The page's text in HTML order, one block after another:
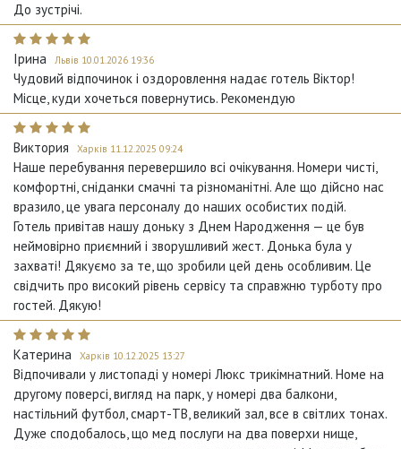
До зустрічі.
Ірина Львів 10.01.2026 19:36
Чудовий відпочинок і оздоровлення надає готель Віктор!
Місце, куди хочеться повернутись. Рекомендую
Виктория Харків 11.12.2025 09:24
Наше перебування перевершило всі очікування. Номери чисті,
комфортні, сніданки смачні та різноманітні. Але що дійсно нас
вразило, це увага персоналу до наших особистих подій.
Готель привітав нашу доньку з Днем Народження — це був
неймовірно приємний і зворушливий жест. Донька була у
захваті! Дякуємо за те, що зробили цей день особливим. Це
свідчить про високий рівень сервісу та справжню турботу про
гостей. Дякую!
Катерина Харків 10.12.2025 13:27
Відпочивали у листопаді у номері Люкс трикімнатний. Номе на
другому поверсі, вигляд на парк, у номері два балкони,
настільний футбол, смарт-ТВ, великий зал, все в світлих тонах.
Дуже сподобалось, що мед послуги на два поверхи нище,